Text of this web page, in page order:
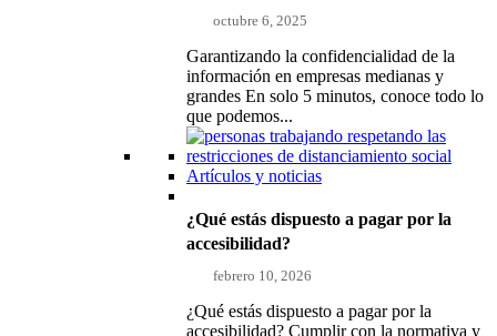
octubre 6, 2025
Garantizando la confidencialidad de la
información en empresas medianas y
grandes En solo 5 minutos, conoce todo lo
que podemos...
Artículos y noticias
¿Qué estás dispuesto a pagar por la
accesibilidad?
febrero 10, 2026
¿Qué estás dispuesto a pagar por la
accesibilidad? Cumplir con la normativa y